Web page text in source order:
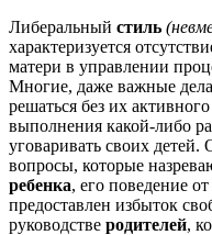
Либеральный стиль
характеризуется
матери в управлении
Многие, даже важные
решаться без их
выполнения какой-либо
уговаривать своих
вопросы, которые
ребенка, его поведение
предоставлен избыток
руководстве родителей,